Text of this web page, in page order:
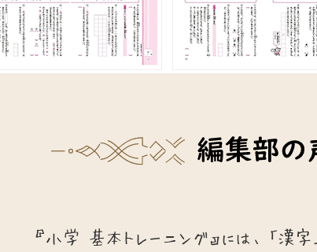
『小学 基本トレーニング』には、「漢字